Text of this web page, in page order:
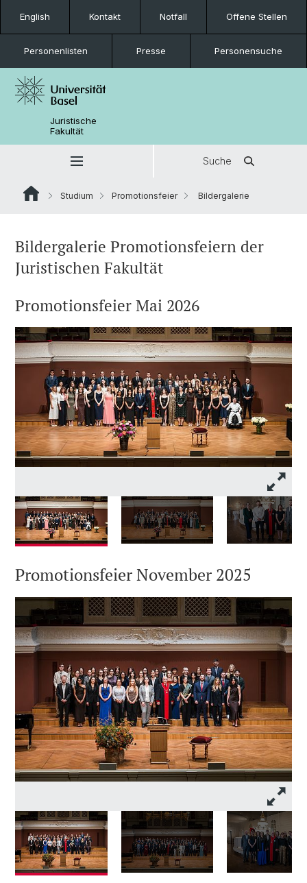
English Kontakt Notfall Offene Stellen
Personenlisten Presse Personensuche
Juristische
Fakultät
Suche
Studium Promotionsfeier Bildergalerie
Bildergalerie Promotionsfeiern der
Juristischen Fakultät
Promotionsfeier Mai 2026
Promotionsfeier November 2025